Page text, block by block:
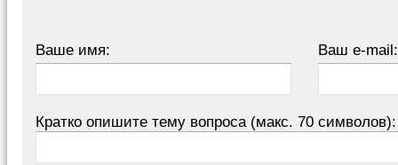
Ваше имя: Ваш e-mail:
Кратко опишите тему вопроса (макс. 70 символов):